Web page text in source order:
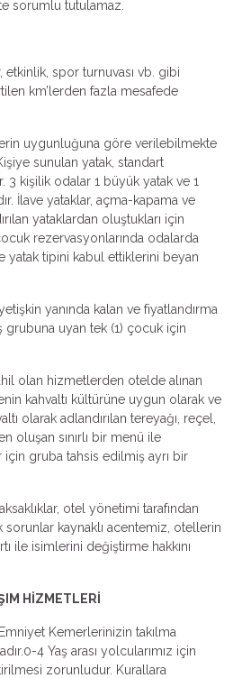
sorumlu tutulamaz.
spor turnuvası vb. gibi
km’lerden fazla mesafede
uygunluğuna göre verilebilmekte
sunulan yatak, standart
3 kişilik odalar 1 büyük yatak ve 1
İlave yataklar, açma-kapama ve
yataklardan oluştukları için
rezervasyonlarında odalarda
yatak tipini kabul ettiklerini beyan
yanında kalan ve fiyatlandırma
uyan tek (1) çocuk için
olan hizmetlerden otelde alınan
kahvaltı kültürüne uygun olarak ve
olarak adlandırılan tereyağı, reçel,
oluşan sınırlı bir menü ile
gruba tahsis edilmiş ayrı bir
otel yönetimi tarafından
sorunlar kaynaklı acentemiz, otellerin
ile isimlerini değiştirme hakkını
HİZMETLERİ
Kemerlerinizin takılma
0-4 Yaş arası yolcularımız için
zorunludur. Kurallara